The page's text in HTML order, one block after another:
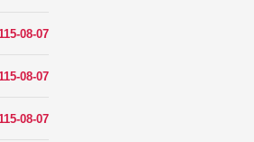
08-07
08-07
08-07